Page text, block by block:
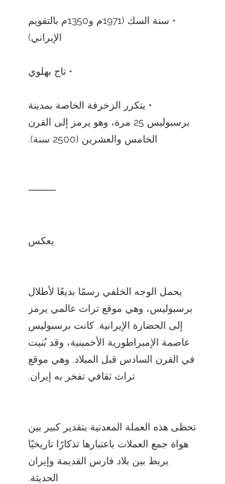
• سنة السك (1971م و1350م بالتقويم
الإيراني)
• تاج بهلوي
• يتكرر الزخرفة الخاصة بمدينة
برسبوليس 25 مرة، وهو يرمز إلى القرن
الخامس والعشرين (2500 سنة).
⸻
يعكس
يحمل الوجه الخلفي رسمًا بديعًا لأطلال
برسبوليس، وهي موقع تراث عالمي يرمز
إلى الحضارة الإيرانية. كانت برسبوليس
عاصمة الإمبراطورية الأخمينية، وقد بُنيت
في القرن السادس قبل الميلاد. وهي موقع
تراث ثقافي تفخر به إيران.
تحظى هذه العملة المعدنية بتقدير كبير بين
هواة جمع العملات باعتبارها تذكارًا تاريخيًا
يربط بين بلاد فارس القديمة وإيران
الحديثة.